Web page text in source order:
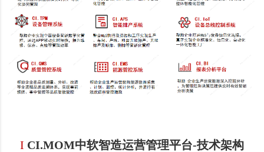
I CI.MOM中软智造运营管理平台-技术架构